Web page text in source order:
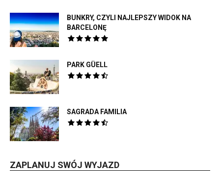
BUNKRY, CZYLI NAJLEPSZY WIDOK NA
BARCELONĘ
PARK GÜELL
SAGRADA FAMILIA
ZAPLANUJ SWÓJ WYJAZD